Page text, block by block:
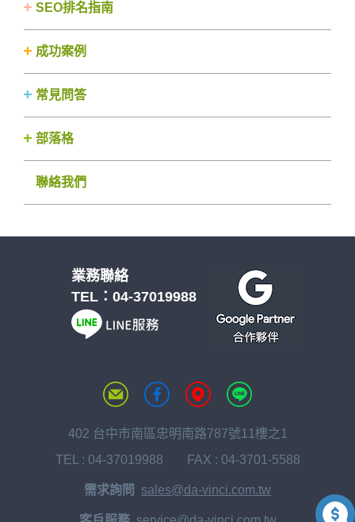
SEO排名指南
成功案例
常見問答
部落格
聯絡我們
業務聯絡
TEL： 04-37019988
402 台中市南區忠明南路787號11樓之1
TEL : 04-37019988 FAX : 04-3701-5588
需求詢問 sales@da-vinci.com.tw